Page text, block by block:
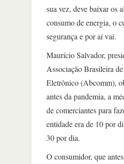
sua vez, deve baixar os
consumo de energia, o
segurança e por aí vai.
Maurício Salvador,
Associação Brasileira
Eletrônico (Abcomm),
antes da pandemia, a
de comerciantes para
entidade era de 10 por
30 por dia.
O consumidor, que